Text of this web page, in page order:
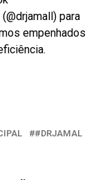
para
empenhados
#DRJAMAL